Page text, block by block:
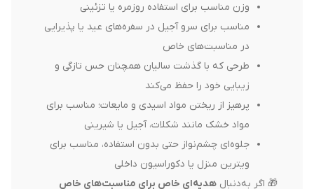
وزن مناسب برای استفاده روزمره یا تزئینی
مناسب برای سرو آجیل در سفره‌های عید یا پذیرایی
در مناسبت‌های خاص
طرحی که با گذشت سالیان همچنان حس تازگی و
زیبایی خود را حفظ می‌کند
پرهیز از ریختن مواد اسیدی و مایعات؛ مناسب برای
مواد خشک مانند شکلات، آجیل یا شیرینی
جلوه‌ای چشم‌نواز حتی بدون استفاده، مناسب برای
ویترین منزل یا دکوراسیون داخلی
🎁 اگر به‌دنبال هدیه‌ای خاص برای مناسبت‌های خاص